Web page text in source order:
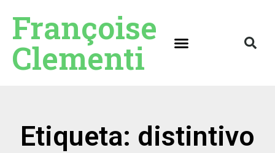
Françoise
Clementi
Etiqueta: distintivo